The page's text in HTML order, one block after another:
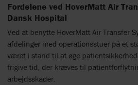
Fordelene ved HoverMatt Air
Dansk Hospital
Ved at benytte HoverMatt Air Transfer
afdelinger med operationsstuer på et
været i stand til at øge
frigive tid, der kræves til
arbejdsskader.